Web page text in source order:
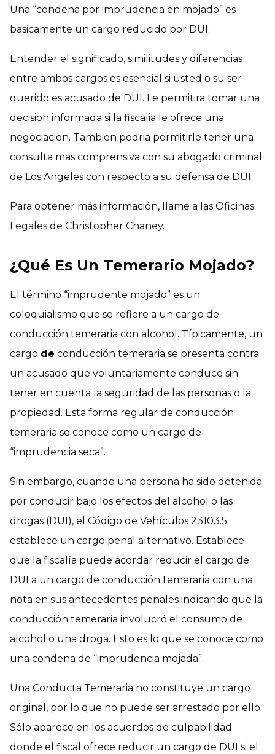
Una “condena por imprudencia en mojado” es
basicamente un cargo reducido por DUI.
Entender el significado, similitudes y diferencias
entre ambos cargos es esencial si usted o su ser
querido es acusado de DUI. Le permitira tomar una
decision informada si la fiscalia le ofrece una
negociacion. Tambien podria permitirle tener una
consulta mas comprensiva con su abogado criminal
de Los Angeles con respecto a su defensa de DUI.
Para obtener más información, llame a las Oficinas
Legales de Christopher Chaney.
¿Qué Es Un Temerario Mojado?
El término “imprudente mojado” es un
coloquialismo que se refiere a un cargo de
conducción temeraria con alcohol. Típicamente, un
cargo de conducción temeraria se presenta contra
un acusado que voluntariamente conduce sin
tener en cuenta la seguridad de las personas o la
propiedad. Esta forma regular de conducción
temeraria se conoce como un cargo de
“imprudencia seca”.
Sin embargo, cuando una persona ha sido detenida
por conducir bajo los efectos del alcohol o las
drogas (DUI), el Código de Vehículos 23103.5
establece un cargo penal alternativo. Establece
que la fiscalía puede acordar reducir el cargo de
DUI a un cargo de conducción temeraria con una
nota en sus antecedentes penales indicando que la
conducción temeraria involucró el consumo de
alcohol o una droga. Esto es lo que se conoce como
una condena de “imprudencia mojada”.
Una Conducta Temeraria no constituye un cargo
original, por lo que no puede ser arrestado por ello.
Sólo aparece en los acuerdos de culpabilidad
donde el fiscal ofrece reducir un cargo de DUI si el